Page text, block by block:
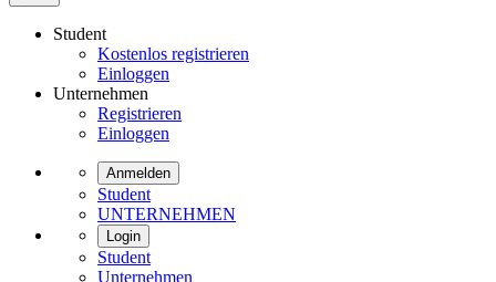
Student
Kostenlos registrieren
Einloggen
Unternehmen
Registrieren
Einloggen
Anmelden
Student
UNTERNEHMEN
Login
Student
Unternehmen